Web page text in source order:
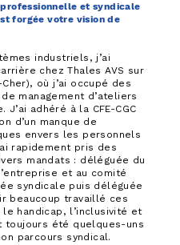
et syndicale
forgée votre vision de
industriels, j’ai
chez Thales AVS sur
où j’ai occupé des
management d’ateliers
adhéré à la CFE-CGC
d’un manque de
envers les personnels
rapidement pris des
mandats : déléguée du
et au comité
syndicale puis déléguée
beaucoup travaillé ces
handicap, l’inclusivité et
toujours été quelques-uns
parcours syndical.